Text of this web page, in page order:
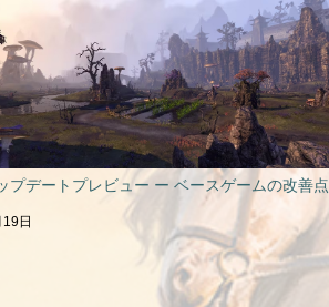
プデートプレビュー ー ベースゲームの改善点
日